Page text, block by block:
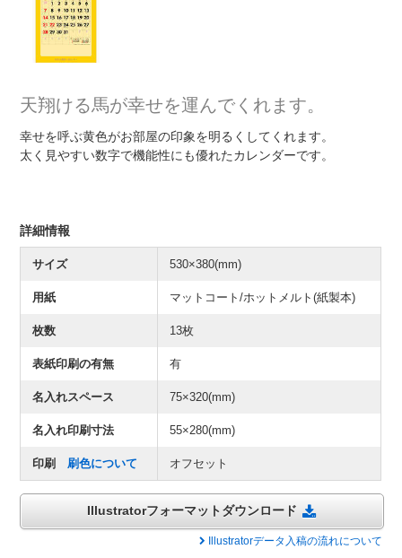
天翔ける馬が幸せを運んでくれます。
幸せを呼ぶ黄色がお部屋の印象を明るくしてくれます。
太く見やすい数字で機能性にも優れたカレンダーです。
詳細情報
サイズ 530×380(mm)
用紙 マットコート/ホットメルト(紙製本)
枚数 13枚
表紙印刷の有無 有
名入れスペース 75×320(mm)
名入れ印刷寸法 55×280(mm)
印刷 刷色について オフセット
Illustratorフォーマットダウンロード
Illustratorデータ入稿の流れについて